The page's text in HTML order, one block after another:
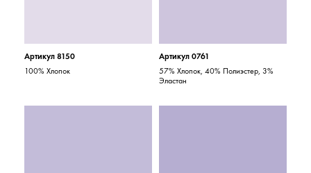
Артикул 8150
100% Хлопок
Артикул 0761
57% Хлопок, 40% Полиэстер, 3%
Эластан